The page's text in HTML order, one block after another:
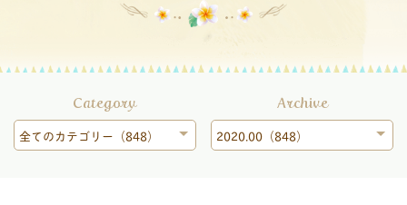
Category
全てのカテゴリー（848）
Archive
2020.00（848）